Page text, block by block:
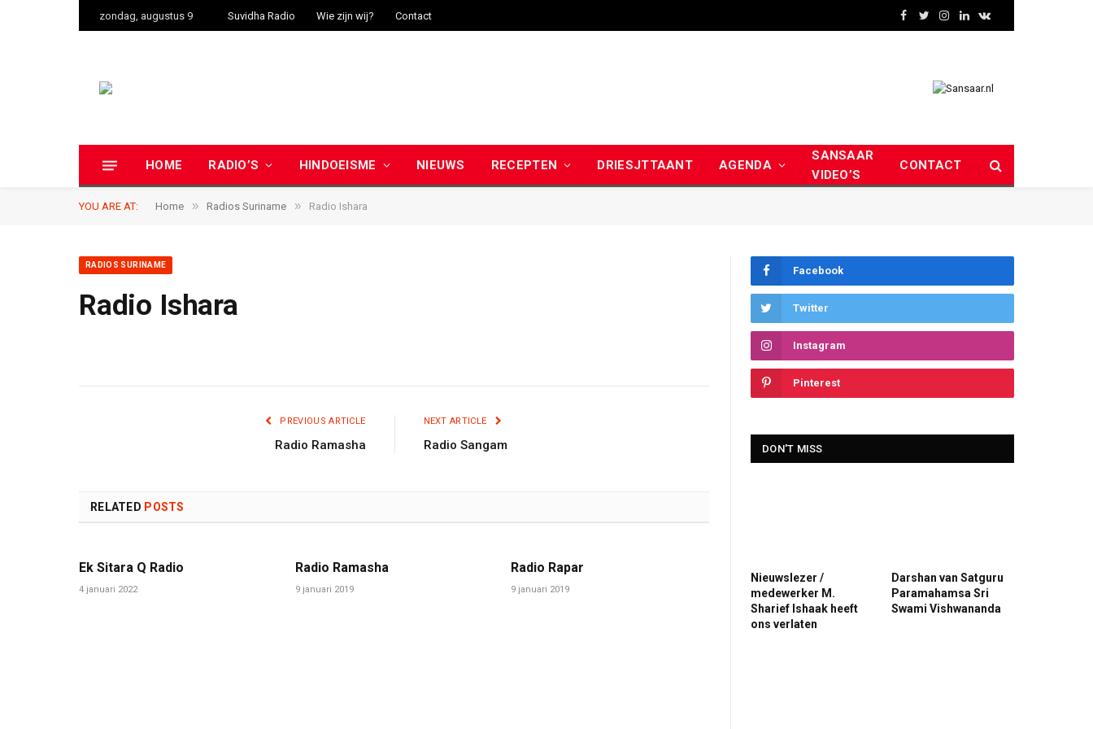
zondag, augustus 9 Suvidha Radio Wie zijn wij? Contact
Facebook
TwitterInstagram
LinkedInVKontakte
HOME RADIO’S HINDOEISME NIEUWS RECEPTEN DRIESJTTAANT AGENDA
SANSAAR
VIDEO’S
CONTACT
YOU ARE AT: Home » Radios Suriname » Radio Ishara
RADIOS SURINAME
Radio Ishara
PREVIOUS ARTICLE
Radio Ramasha
NEXT ARTICLE
Radio Sangam
RELATED POSTS
Ek Sitara Q Radio
4 januari 2022
Radio Ramasha
9 januari 2019
Radio Rapar
9 januari 2019
Facebook
Twitter
Instagram
Pinterest
DON'T MISS
Nieuwslezer /
medewerker M.
Sharief Ishaak heeft
ons verlaten
Darshan van Satguru
Paramahamsa Sri
Swami Vishwananda